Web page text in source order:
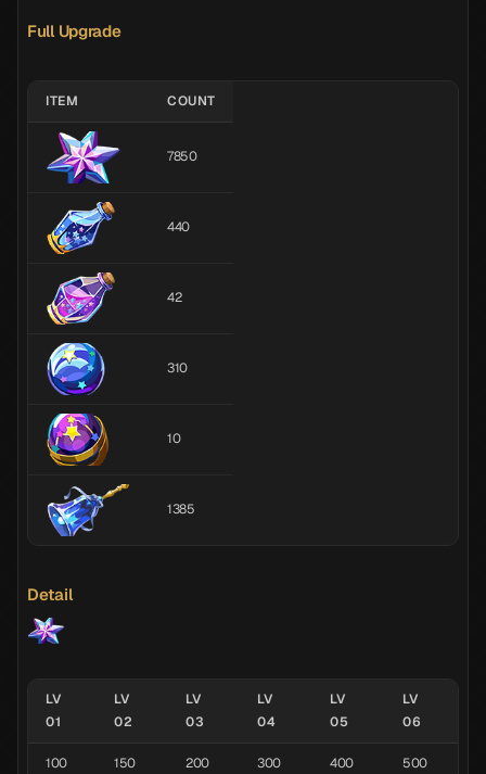
Full Upgrade
ITEM COUNT
7850
440
42
310
10
1385
Detail
LV
01
LV
02
LV
03
LV
04
LV
05
LV
06
100 150 200 300 400 500